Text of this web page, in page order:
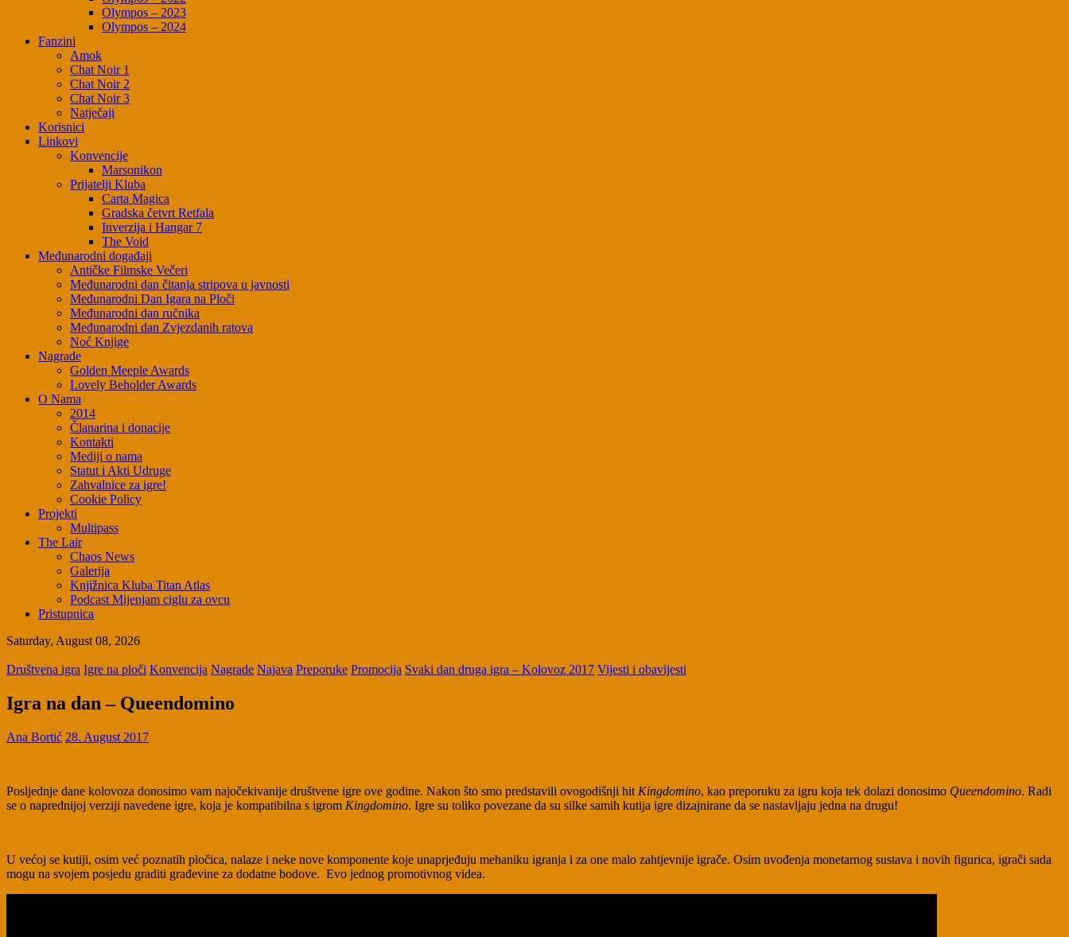
Olympos – 2023
Olympos – 2024
Fanzini
Amok
Chat Noir 1
Chat Noir 2
Chat Noir 3
Natječaji
Korisnici
Linkovi
Konvencije
Marsonikon
Prijatelji Kluba
Carta Magica
Gradska četvrt Retfala
Inverzija i Hangar 7
The Void
Međunarodni događaji
Antičke Filmske Večeri
Međunarodni dan čitanja stripova u javnosti
Međunarodni Dan Igara na Ploči
Međunarodni dan ručnika
Međunarodni dan Zvjezdanih ratova
Noć Knjige
Nagrade
Golden Meeple Awards
Lovely Beholder Awards
O Nama
2014
Članarina i donacije
Kontakti
Mediji o nama
Statut i Akti Udruge
Zahvalnice za igre!
Cookie Policy
Projekti
Multipass
The Lair
Chaos News
Galerija
Knjižnica Kluba Titan Atlas
Podcast Mijenjam ciglu za ovcu
Pristupnica
Saturday, August 08, 2026
Društvena igra Igre na ploči Konvencija Nagrade Najava Preporuke Promocija Svaki dan druga igra – Kolovoz 2017 Vijesti i obavijesti
Igra na dan – Queendomino
Ana Bortić 28. August 2017
Posljednje dane kolovoza donosimo vam najočekivanije društvene igre ove godine. Nakon što smo predstavili ovogodišnji hit Kingdomino, kao preporuku za igru koja tek dolazi donosimo Queendomino. Radi
se o naprednijoj verziji navedene igre, koja je kompatibilna s igrom Kingdomino. Igre su toliko povezane da su silke samih kutija igre dizajnirane da se nastavljaju jedna na drugu!
U većoj se kutiji, osim već poznatih pločica, nalaze i neke nove komponente koje unaprjeđuju mehaniku igranja i za one malo zahtjevnije igrače. Osim uvođenja monetarnog sustava i novih figurica, igrači sada
mogu na svojem posjedu graditi građevine za dodatne bodove. Evo jednog promotivnog videa.